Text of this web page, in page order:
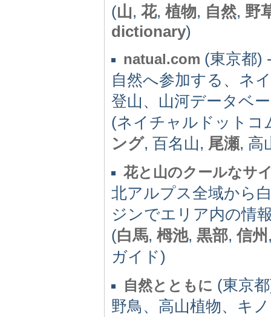
(山, 花, 植物, 自然, 野
dictionary)
natual.com (東京都)
自然へ参加する、ネ
登山、山河データベ
(ネイチャルドットコ
ング, 百名山, 尾瀬, 高
花と山のクールなサ
北アルプス全域から
ジンでエリア内の情
(白馬, 栂池, 黒部,信州
ガイド)
自然とともに (東京
野鳥、高山植物、キ